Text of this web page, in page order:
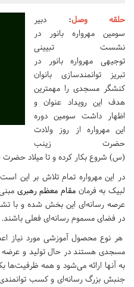
حلقه وصل: دبیر
سومین مهرواره بانور در
نشست تبیینی
توجیهی مهرواره بانور در
تبریز توانمندسازی بانوان
کنشگر مسجدی را مهمترین
هدف این رویداد عنوان و
اظهار داشت سومین دوره
این مهرواره از روز ولادت
حضرت زینب
(س) شروع بکار کرده و تا میلاد
در این مهرواره تمام تلاش بر این
لبیک به فرمان مقام معظم رهبری
عرصه رسانه‌ای این بخش شده و با
در فضای مسموم رسانه‌ای فعلی باشند.
هر نوع محصول آموزشی مورد نیاز
مسجدی هستند در حال تولید و عرضه
به آنها ارائه می‌شود و همه ظرفیت‌ها
جنبش بزرگ رسانه‌ای و کسب